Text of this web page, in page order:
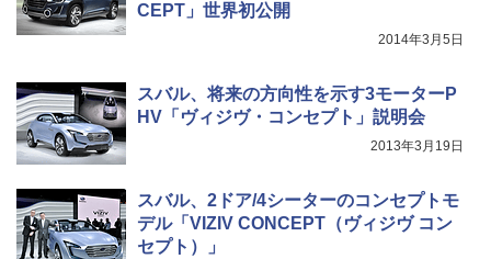
CEPT」世界初公開
2014年3月5日
スバル、将来の方向性を示す3モーターP
HV「ヴィジヴ・コンセプト」説明会
2013年3月19日
スバル、2ドア/4シーターのコンセプトモ
デル「VIZIV CONCEPT（ヴィジヴ コン
セプト）」